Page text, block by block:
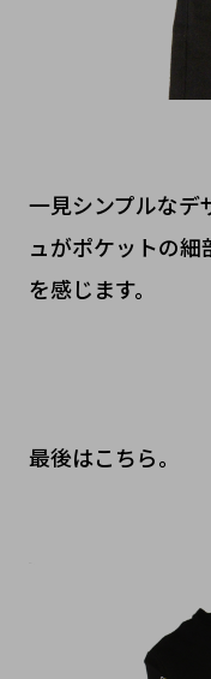
一見シンプルなデ
ュがポケットの細
を感じます。
最後はこちら。